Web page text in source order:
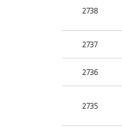
2738
2737
2736
2735